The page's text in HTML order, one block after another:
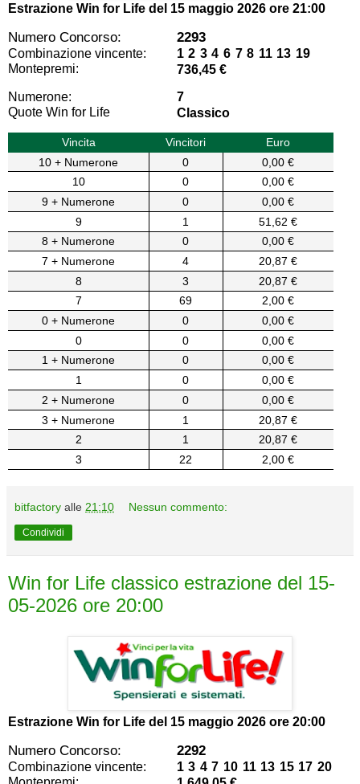
Estrazione Win for Life del 15 maggio 2026 ore 21:00
Numero Concorso: 2293
Combinazione vincente:
1 2 3 4 6 7 8 11 13 19
Montepremi:
736,45 €
Numerone:
7
Quote Win for Life
Classico
Vincita Vincitori
Euro
10 + Numerone
0
0,00 €
10
0
0,00 €
9 + Numerone
0
0,00 €
9
1
51,62 €
8 + Numerone
0
0,00 €
7 + Numerone
4
20,87 €
8
3
20,87 €
7
69
2,00 €
0 + Numerone
0
0,00 €
0
0
0,00 €
1 + Numerone
0
0,00 €
1
0
0,00 €
2 + Numerone
0
0,00 €
3 + Numerone
1
20,87 €
2
1
20,87 €
3
22 2,00 €
bitfactory alle 21:10 Nessun commento:
Condividi
Win for Life classico estrazione del 15-
05-2026 ore 20:00
Estrazione Win for Life del 15 maggio 2026 ore 20:00
Numero Concorso: 2292
Combinazione vincente:
1 3 4 7 10 11 13 15 17 20